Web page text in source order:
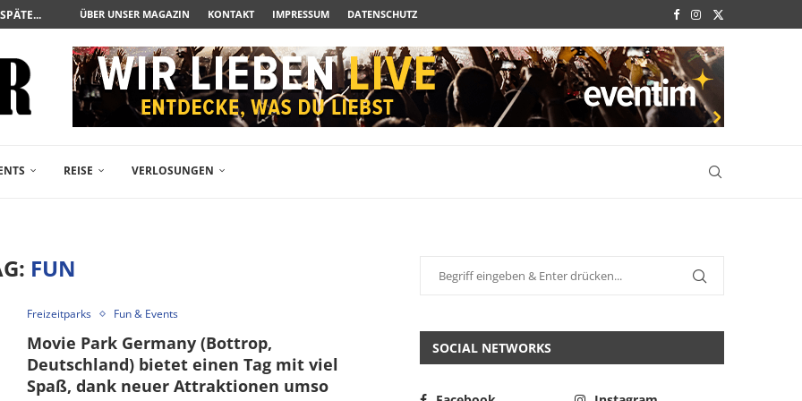
FREIKARTEN- UND...
ACTION-BLOCKBUSTER...
POLARSTERN...
JETZT AUF DVD...
ROMCOM AUS 1963...
VERLOSUNG ZUM...
STARK BESETZTES...
NEUSTART DER...
ÜBER UNSER MAGAZIN KONTAKT IMPRESSUM DATENSCHUTZ
REISE VERLOSUNGEN
FUN
Freizeitparks Fun & Events
Movie Park Germany (Bottrop,
Deutschland) bietet einen Tag mit viel
Spaß, dank neuer Attraktionen umso
SOCIAL NETWORKS